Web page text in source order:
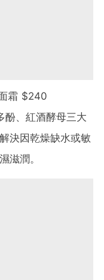
霜 $240
酚、紅酒酵母三大
決因乾燥缺水或敏
滋潤。